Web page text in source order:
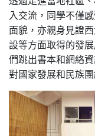
入交流，同學不僅
面貌，亦親身見證
設等方面取得的發
們跳出書本和網絡
對國家發展和民族